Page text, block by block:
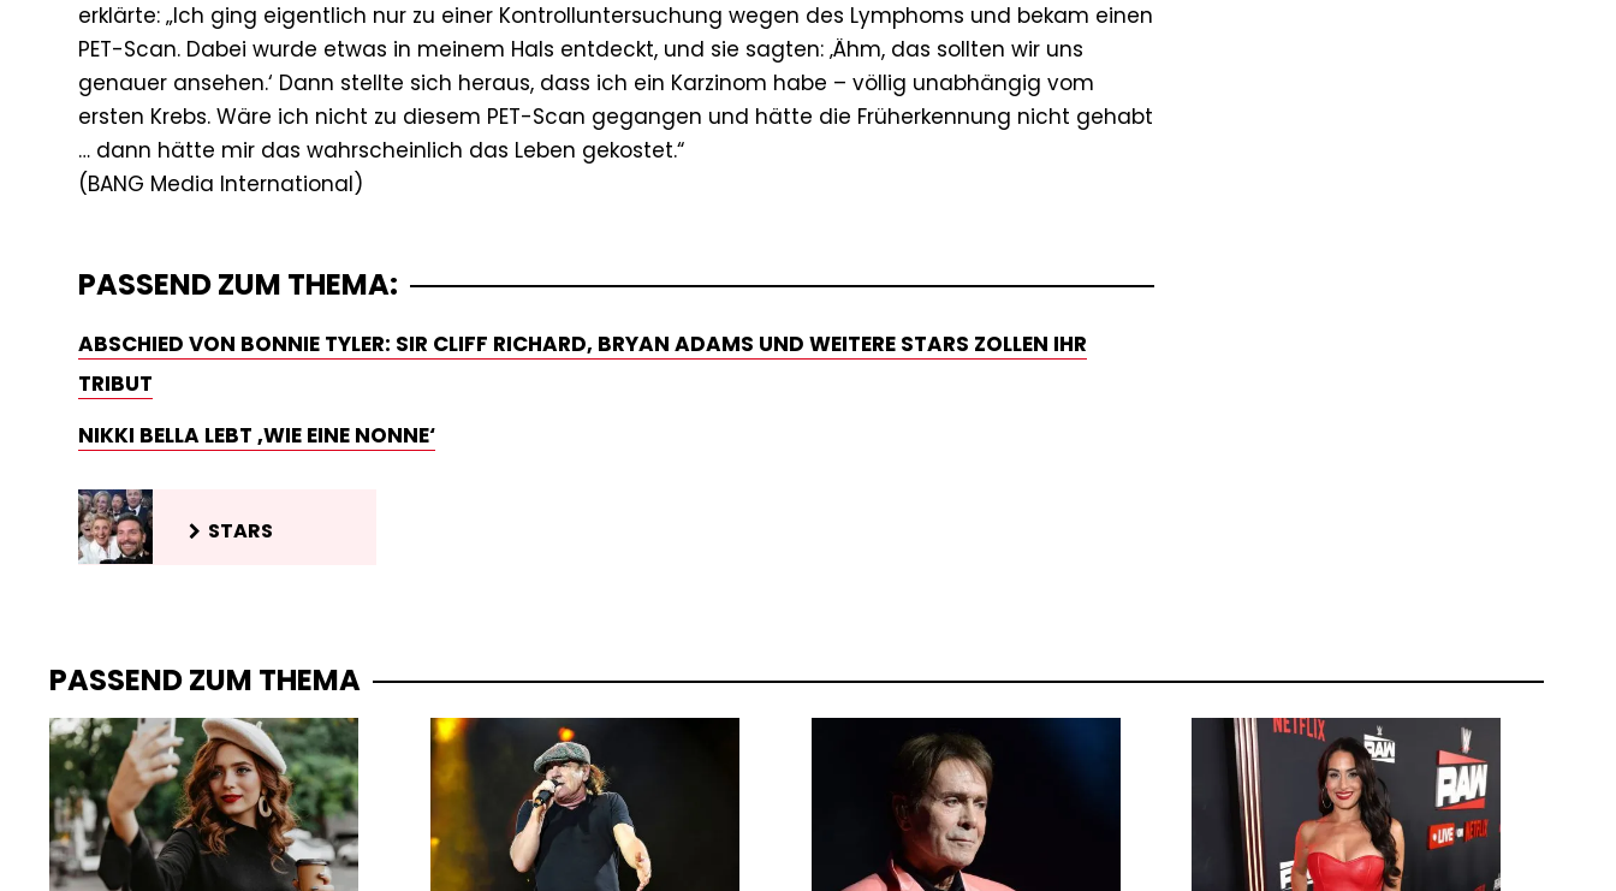
erklärte: „Ich ging eigentlich nur zu einer Kontrolluntersuchung wegen des Lymphoms und bekam einen
PET-Scan. Dabei wurde etwas in meinem Hals entdeckt, und sie sagten: ‚Ähm, das sollten wir uns
genauer ansehen.‘ Dann stellte sich heraus, dass ich ein Karzinom habe – völlig unabhängig vom
ersten Krebs. Wäre ich nicht zu diesem PET-Scan gegangen und hätte die Früherkennung nicht gehabt
… dann hätte mir das wahrscheinlich das Leben gekostet.“
PASSEND ZUM THEMA:
ABSCHIED VON BONNIE TYLER: SIR CLIFF RICHARD, BRYAN ADAMS UND WEITERE STARS ZOLLEN IHR
TRIBUT
NIKKI BELLA LEBT ‚WIE EINE NONNE‘
STARS
PASSEND ZUM THEMA